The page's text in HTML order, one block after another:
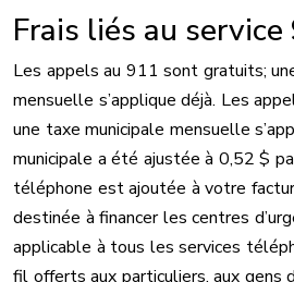
Frais liés au service
Les appels au 911 sont gratuits;
mensuelle s’applique déjà. Les
une taxe municipale mensuelle
municipale a été ajustée à 0,52 $
téléphone est ajoutée à votre
destinée à financer les centres
applicable à tous les services
fil offerts aux particuliers, aux gens